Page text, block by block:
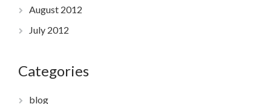
August 2012
July 2012
Categories
blog